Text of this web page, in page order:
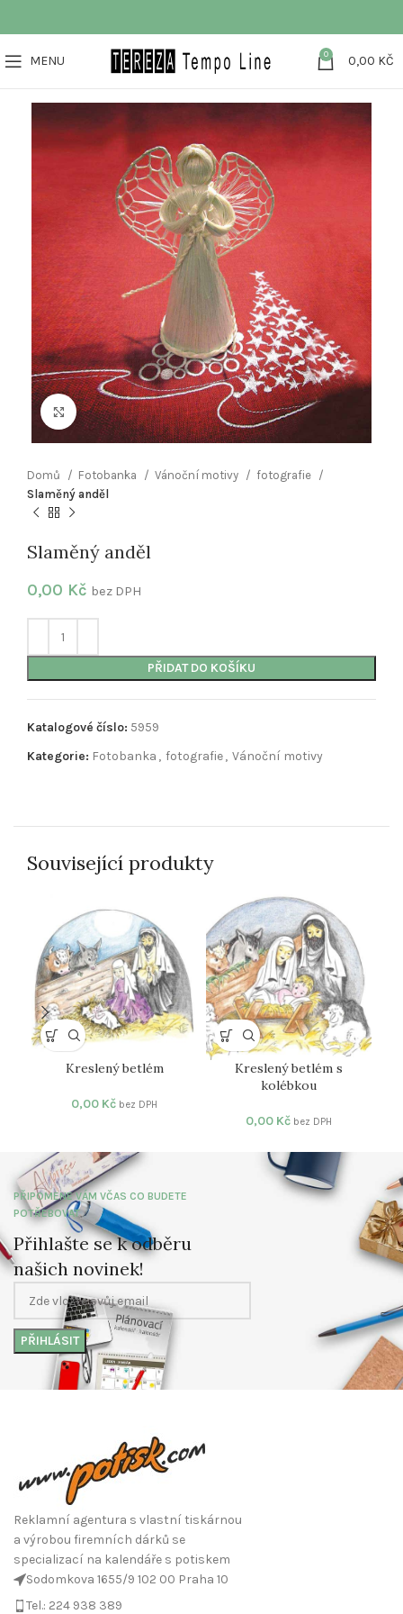
MENU 0 0,00 KČ
Klikněte pro zvětšení
Domů Fotobanka Vánoční motivy
fotografie
Slaměný anděl
Slaměný anděl
0,00 Kč bez DPH
PŘIDAT DO KOŠÍKU
Katalogové číslo: 5959
Kategorie: Fotobanka , fotografie, Vánoční motivy
Související produkty
Kreslený betlém
0,00 Kč bez DPH
Kreslený betlém s
kolébkou
0,00 Kč bez DPH
PŘIPOMENE VÁM VČAS CO BUDETE
POTŘEBOVAT
Přihlašte se k odběru
našich novinek!
Reklamní agentura s vlastní tiskárnou
a výrobou firemních dárků se
specializací na kalendáře s potiskem
Sodomkova 1655/9 102 00 Praha 10
Tel.: 224 938 389